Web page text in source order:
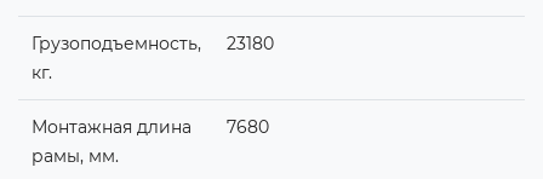
Грузоподъемность,
кг.
23180
Монтажная длина
рамы, мм.
7680